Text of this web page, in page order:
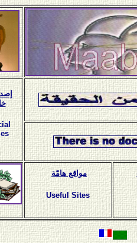
مواقع هامّة
Useful Sites